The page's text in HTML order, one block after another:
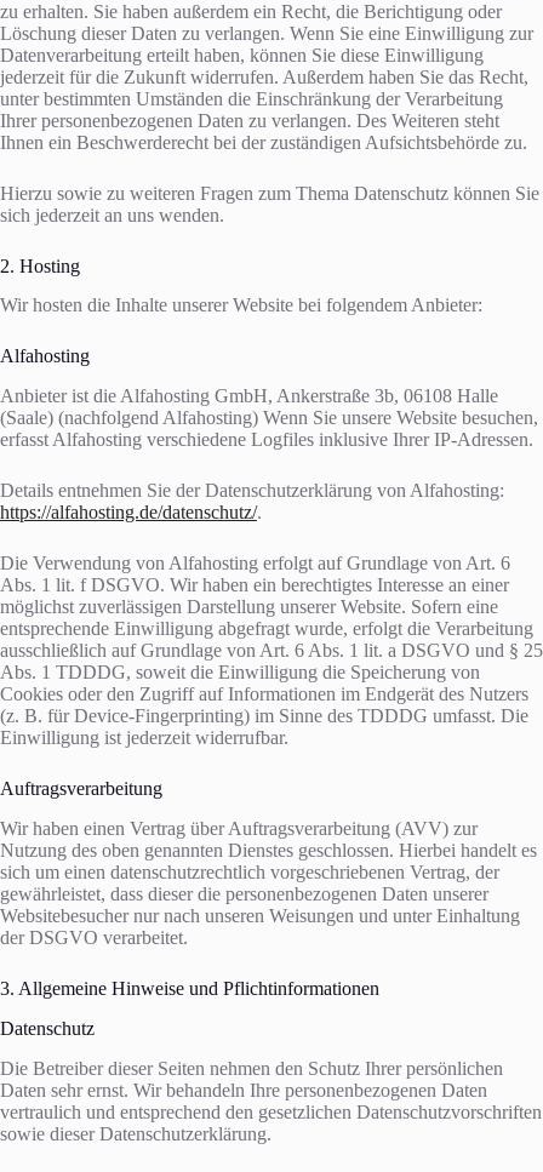
zu erhalten. Sie haben außerdem ein Recht, die Berichtigung oder
Löschung dieser Daten zu verlangen. Wenn Sie eine Einwilligung zur
Datenverarbeitung erteilt haben, können Sie diese Einwilligung
jederzeit für die Zukunft widerrufen. Außerdem haben Sie das Recht,
unter bestimmten Umständen die Einschränkung der Verarbeitung
Ihrer personenbezogenen Daten zu verlangen. Des Weiteren steht
Ihnen ein Beschwerderecht bei der zuständigen Aufsichtsbehörde zu.
Hierzu sowie zu weiteren Fragen zum Thema Datenschutz können Sie
sich jederzeit an uns wenden.
2. Hosting
Wir hosten die Inhalte unserer Website bei folgendem Anbieter:
Alfahosting
Anbieter ist die Alfahosting GmbH, Ankerstraße 3b, 06108 Halle
(Saale) (nachfolgend Alfahosting) Wenn Sie unsere Website besuchen,
erfasst Alfahosting verschiedene Logfiles inklusive Ihrer IP-Adressen.
Details entnehmen Sie der Datenschutzerklärung von Alfahosting:
https://alfahosting.de/datenschutz/.
Die Verwendung von Alfahosting erfolgt auf Grundlage von Art. 6
Abs. 1 lit. f DSGVO. Wir haben ein berechtigtes Interesse an einer
möglichst zuverlässigen Darstellung unserer Website. Sofern eine
entsprechende Einwilligung abgefragt wurde, erfolgt die Verarbeitung
ausschließlich auf Grundlage von Art. 6 Abs. 1 lit. a DSGVO und § 25
Abs. 1 TDDDG, soweit die Einwilligung die Speicherung von
Cookies oder den Zugriff auf Informationen im Endgerät des Nutzers
(z. B. für Device-Fingerprinting) im Sinne des TDDDG umfasst. Die
Einwilligung ist jederzeit widerrufbar.
Auftragsverarbeitung
Wir haben einen Vertrag über Auftragsverarbeitung (AVV) zur
Nutzung des oben genannten Dienstes geschlossen. Hierbei handelt es
sich um einen datenschutzrechtlich vorgeschriebenen Vertrag, der
gewährleistet, dass dieser die personenbezogenen Daten unserer
Websitebesucher nur nach unseren Weisungen und unter Einhaltung
der DSGVO verarbeitet.
3. Allgemeine Hinweise und Pflicht­informationen
Datenschutz
Die Betreiber dieser Seiten nehmen den Schutz Ihrer persönlichen
Daten sehr ernst. Wir behandeln Ihre personenbezogenen Daten
vertraulich und entsprechend den gesetzlichen Datenschutzvorschriften
sowie dieser Datenschutzerklärung.